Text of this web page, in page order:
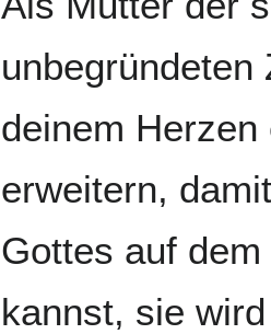
deinem
erweitern,
Gottes auf
kannst, sie